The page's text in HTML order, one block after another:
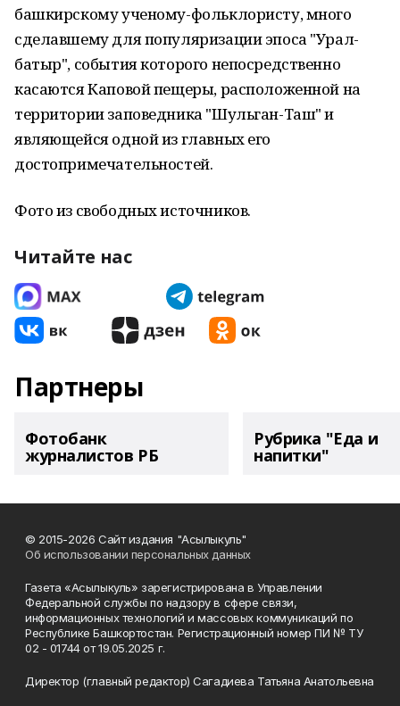
башкирскому ученому-фольклористу, много
сделавшему для популяризации эпоса "Урал-
батыр", события которого непосредственно
касаются Каповой пещеры, расположенной на
территории заповедника "Шульган-Таш" и
являющейся одной из главных его
достопримечательностей.
Фото из свободных источников.
Читайте нас
Партнеры
Фотобанк
журналистов РБ
Рубрика "Еда и
напитки"
© 2015-2026 Сайт издания "Асылыкуль"
Об использовании персональных данных
Газета «Асылыкуль» зарегистрирована в Управлении
Федеральной службы по надзору в сфере связи,
информационных технологий и массовых коммуникаций по
Республике Башкортостан. Регистрационный номер ПИ № ТУ
02 - 01744 от 19.05.2025 г.
Директор (главный редактор) Сагадиева Татьяна Анатольевна